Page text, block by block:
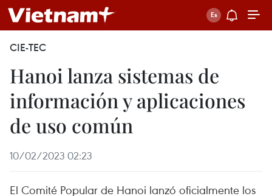
CIE-TEC
Hanoi lanza sistemas de
información y aplicaciones
de uso común
10/02/2023 02:23
El Comité Popular de Hanoi lanzó oficialmente los